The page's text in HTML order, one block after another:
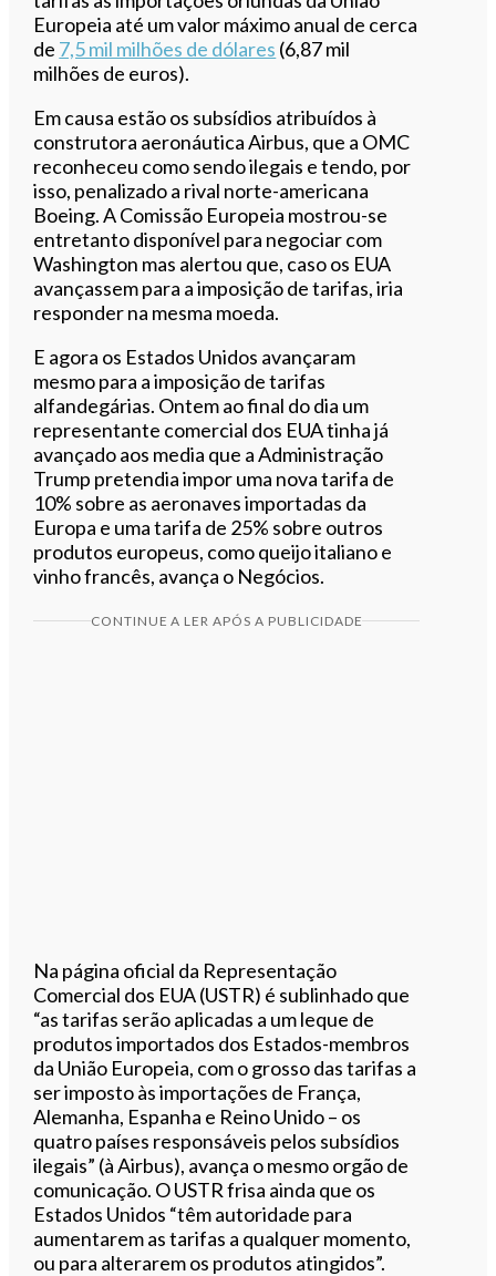
Europeia até um valor máximo anual de cerca
de 7,5 mil milhões de dólares (6,87 mil
milhões de euros).
Em causa estão os subsídios atribuídos à
construtora aeronáutica Airbus, que a OMC
reconheceu como sendo ilegais e tendo, por
isso, penalizado a rival norte-americana
Boeing. A Comissão Europeia mostrou-se
entretanto disponível para negociar com
Washington mas alertou que, caso os EUA
avançassem para a imposição de tarifas, iria
responder na mesma moeda.
E agora os Estados Unidos avançaram
mesmo para a imposição de tarifas
alfandegárias. Ontem ao final do dia um
representante comercial dos EUA tinha já
avançado aos media que a Administração
Trump pretendia impor uma nova tarifa de
10% sobre as aeronaves importadas da
Europa e uma tarifa de 25% sobre outros
produtos europeus, como queijo italiano e
vinho francês, avança o Negócios.
CONTINUE A LER APÓS A PUBLICIDADE
Na página oficial da Representação
Comercial dos EUA (USTR) é sublinhado que
“as tarifas serão aplicadas a um leque de
produtos importados dos Estados-membros
da União Europeia, com o grosso das tarifas a
ser imposto às importações de França,
Alemanha, Espanha e Reino Unido – os
quatro países responsáveis pelos subsídios
ilegais” (à Airbus), avança o mesmo orgão de
comunicação. O USTR frisa ainda que os
Estados Unidos “têm autoridade para
aumentarem as tarifas a qualquer momento,
ou para alterarem os produtos atingidos”.